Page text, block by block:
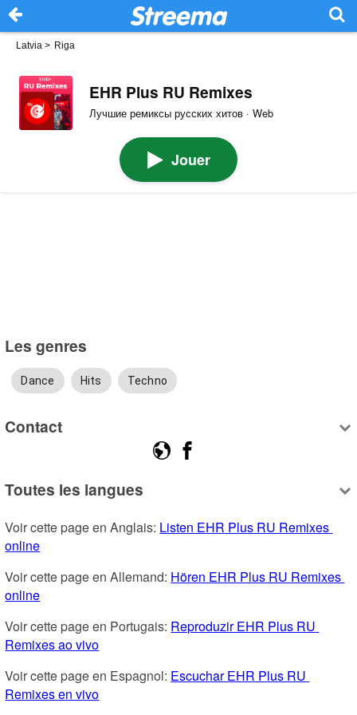
Latvia > Riga
EHR Plus RU Remixes
Лучшие ремиксы русских хитов · Web
Jouer
Les genres
Dance Hits Techno
Contact
Toutes les langues
Voir cette page en Anglais: Listen EHR Plus RU Remixes
online
Voir cette page en Allemand: Hören EHR Plus RU Remixes
online
Voir cette page en Portugais: Reproduzir EHR Plus RU
Remixes ao vivo
Voir cette page en Espagnol: Escuchar EHR Plus RU
Remixes en vivo